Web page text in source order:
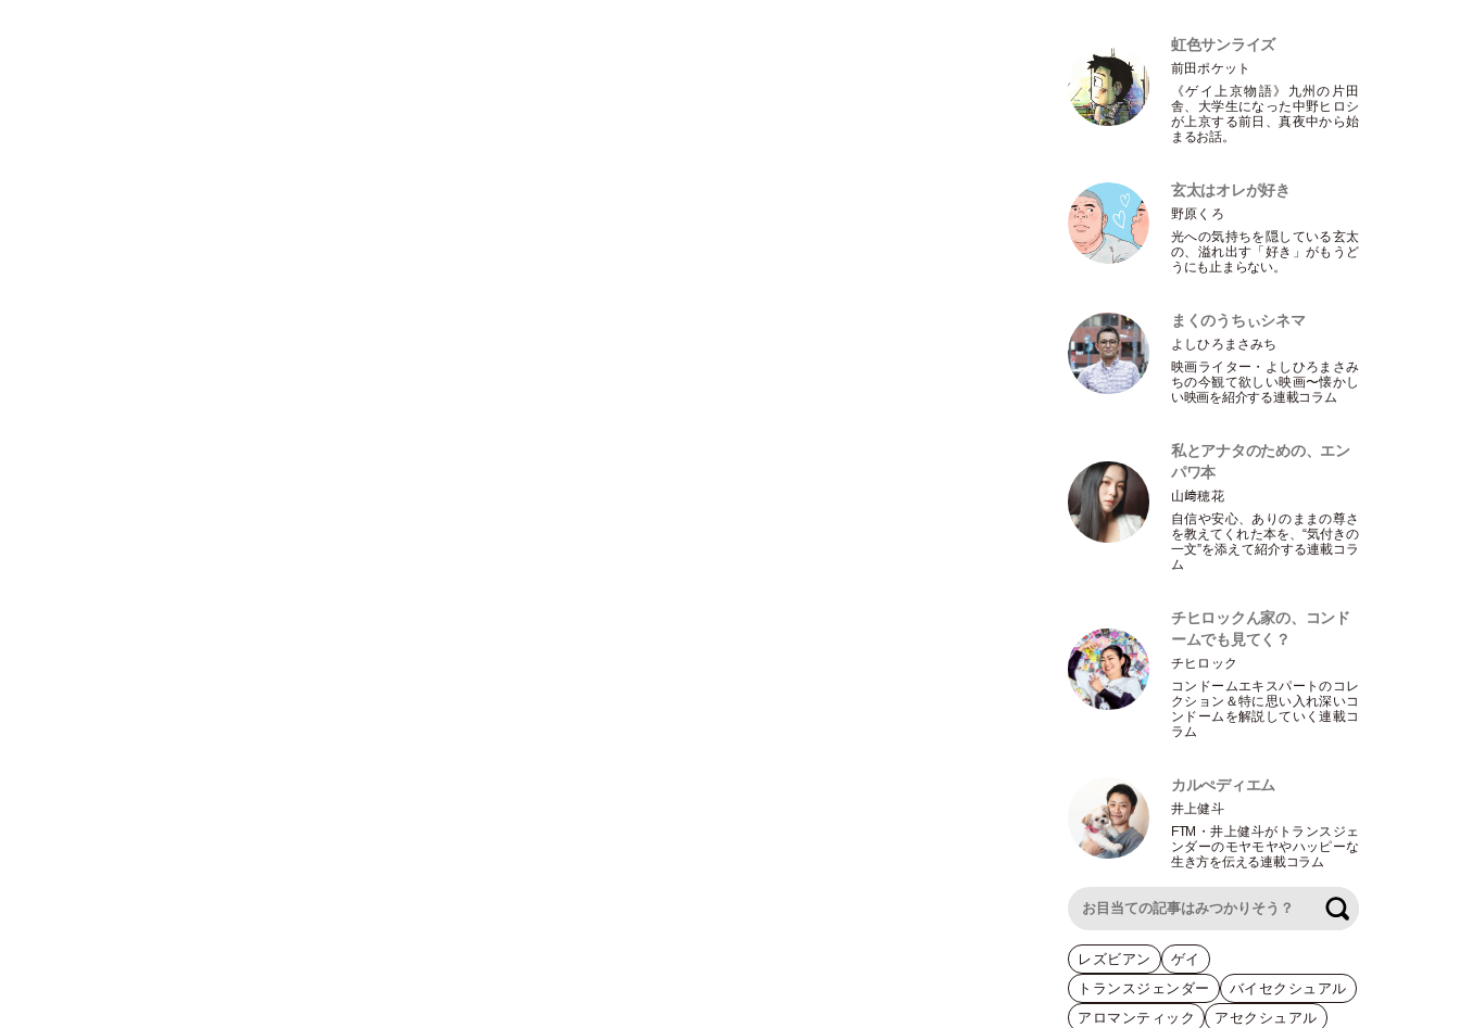
虹色サンライズ
前田ポケット
《ゲイ上京物語》九州の片田
舎、大学生になった中野ヒロシ
が上京する前日、真夜中から始
まるお話。
玄太はオレが好き
野原くろ
光への気持ちを隠している玄太
の、溢れ出す 「好き 」がもうど
うにも止まらない。
まくのうちぃシネマ
よしひろまさみち
映画ライター ・ よしひろまさみ
ちの今観て欲しい映画〜懐かし
い映画を紹介する連載コラム
私とアナタのための、エン
パワ本
山﨑穂花
自信や安心、ありのままの尊さ
を教えてくれた本を、“気付きの
一文”を添えて紹介する連載コラ
ム
チヒロックん家の、コンド
ームでも見てく？
チヒロック
コンドームエキスパートのコレ
クション＆特に思い入れ深いコ
ンドームを解説していく連載コ
ラム
カルぺディエム
井上健斗
FTM ・井上健斗がトランスジェ
ンダーのモヤモヤやハッピーな
生き方を伝える連載コラム
レズビアン
ゲイ
トランスジェンダー
バイセクシュアル
アロマンティック
アセクシュアル